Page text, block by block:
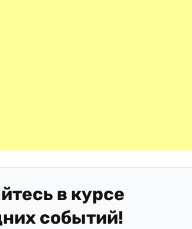
в курсе
событий!